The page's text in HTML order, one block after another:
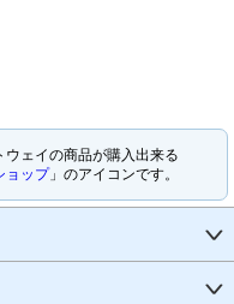
ェイの商品が購入出来る
ョップ」のアイコンです。